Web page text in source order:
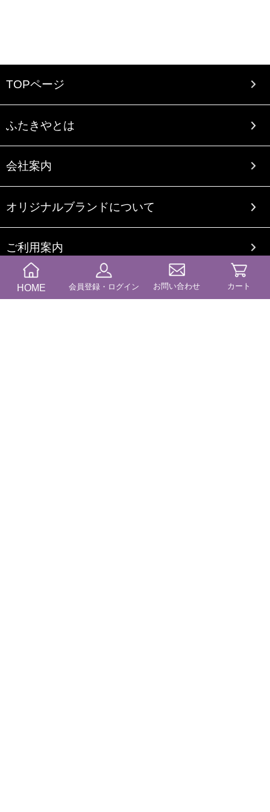
TOPページ
ふたきやとは
会社案内
オリジナルブランドについて
ご利用案内
送料・納期
HOME 会員登録・ログイン お問い合わせ カート